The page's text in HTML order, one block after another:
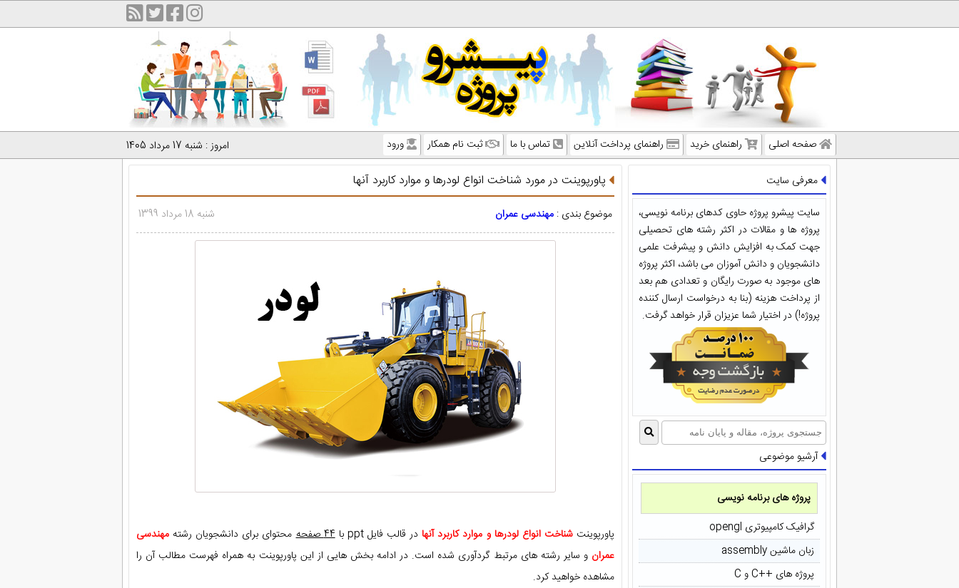
امروز : شنبه 17 مرداد 1405 صفحه اصلی راهنمای خرید راهنمای پرداخت آنلاین تماس با ما ثبت نام همکار ورود
معرفی سایت
سایت پیشرو پروژه حاوی کدهای برنامه نویسی،
پروژه ها و مقالات در اکثر رشته های تحصیلی
جهت کمک به افزایش دانش و پیشرفت علمی
دانشجویان و دانش آموزان می باشد، اکثر پروژه
های موجود به صورت رایگان و تعدادی هم بعد
از پرداخت هزینه (بنا به درخواست ارسال کننده
پروژه!) در اختیار شما عزیزان قرار خواهد گرفت.
آرشیو موضوعی
پروژه های برنامه نویسی
گرافیک کامپیوتری opengl
زبان ماشین assembly
پروژه های ++C و C
پاورپوینت در مورد شناخت انواع لودرها و موارد کاربرد آنها
موضوع بندی : مهندسی عمران شنبه 18 مرداد 1399
پاورپوینتشناخت انواع لودرها و موارد کاربرد آنها در قالب فایل ppt با 44 صفحه محتوای برای دانشجویان رشته مهندسی
عمران و سایر رشته های مرتبط گردآوری شده است. در ادامه بخش هایی از این پاورپوینت به همراه فهرست مطالب آن را
مشاهده خواهید کرد.